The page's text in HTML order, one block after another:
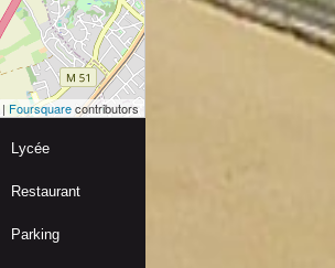
| Foursquarecontributors
Lycée
Restaurant
Parking